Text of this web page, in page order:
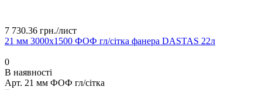
7 730.36 грн./лист
21 мм 3000х1500 ФОФ гл/сітка фанера DASTAS 22л
0
В наявності
Арт. 21 мм ФОФ гл/сітка